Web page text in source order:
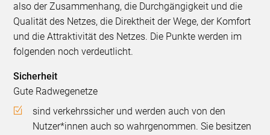
also der Zusammenhang, die Durchgängigkeit und die
Qualität des Netzes, die Direktheit der Wege, der Komfort
und die Attraktivität des Netzes. Die Punkte werden im
folgenden noch verdeutlicht.
Sicherheit
Gute Radwegenetze
sind verkehrssicher und werden auch von den
Nutzer*innen auch so wahrgenommen. Sie besitzen